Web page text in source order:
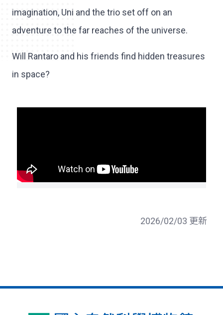
imagination, Uni and the trio set off on an
adventure to the far reaches of the universe.
Will Rantaro and his friends find hidden treasures
in space?
2026/02/03 更新